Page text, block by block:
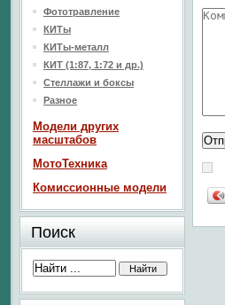
Фототравление
КИТы
КИТы-металл
КИТ (1:87, 1:72 и др.)
Стеллажи и боксы
Разное
Модели других
масштабов
МотоТехника
Комиссионные модели
Поиск